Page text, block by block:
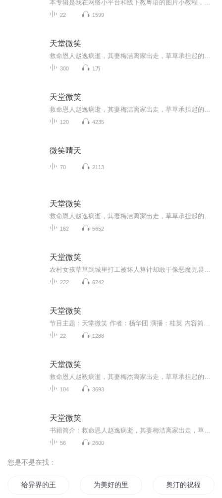
22 1599
天堂微笑
300 1万
天堂微笑
120 4235
微笑晴天
70 2113
天堂微笑
162 5652
天堂微笑
222 6242
天堂微笑
22 1288
天堂微笑
104 3693
天堂微笑
56 2600
您是不是在找：
给异界的王女献上祝福 为美好的里世界献上祝福奥汀的祝福